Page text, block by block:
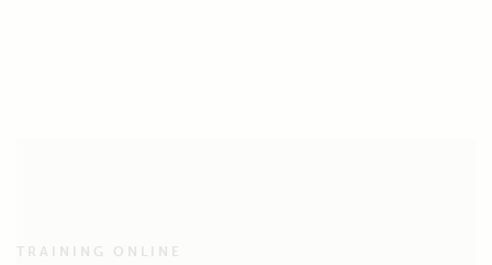
TRAINING ONLINE